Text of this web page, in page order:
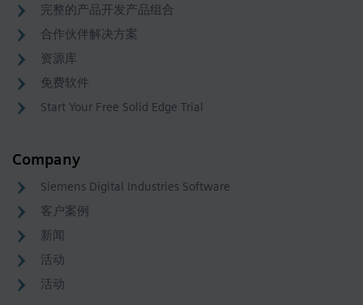
完整的产品开发产品组合
合作伙伴解决方案
资源库
免费软件
Start Your Free Solid Edge Trial
Company
Siemens Digital Industries Software
客户案例
新闻
活动
活动